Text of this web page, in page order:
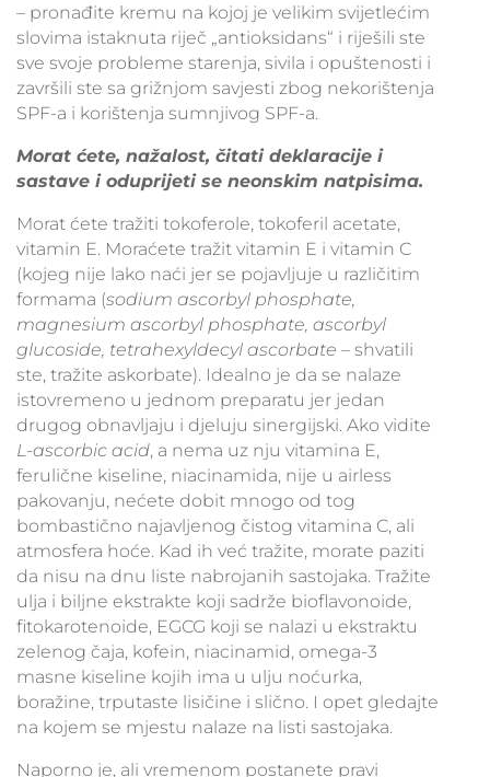
– pronađite kremu na kojoj je velikim svijetlećim
slovima istaknuta riječ „antioksidans“ i riješili ste
sve svoje probleme starenja, sivila i opuštenosti i
završili ste sa grižnjom savjesti zbog nekorištenja
SPF-a i korištenja sumnjivog SPF-a.
Morat ćete, nažalost, čitati deklaracije i
sastave i oduprijeti se neonskim natpisima.
Morat ćete tražiti tokoferole, tokoferil acetate,
vitamin E. Moraćete tražit vitamin E i vitamin C
(kojeg nije lako naći jer se pojavljuje u različitim
formama (sodium ascorbyl phosphate,
magnesium ascorbyl phosphate, ascorbyl
glucoside, tetrahexyldecyl ascorbate – shvatili
ste, tražite askorbate). Idealno je da se nalaze
istovremeno u jednom preparatu jer jedan
drugog obnavljaju i djeluju sinergijski. Ako vidite
L-ascorbic acid, a nema uz nju vitamina E,
ferulične kiseline, niacinamida, nije u airless
pakovanju, nećete dobit mnogo od tog
bombastično najavljenog čistog vitamina C, ali
atmosfera hoće. Kad ih već tražite, morate paziti
da nisu na dnu liste nabrojanih sastojaka. Tražite
ulja i biljne ekstrakte koji sadrže bioflavonoide,
fitokarotenoide, EGCG koji se nalazi u ekstraktu
zelenog čaja, kofein, niacinamid, omega-3
masne kiseline kojih ima u ulju noćurka,
boražine, trputaste lisičine i slično. I opet gledajte
na kojem se mjestu nalaze na listi sastojaka.
Naporno je, ali vremenom postanete pravi